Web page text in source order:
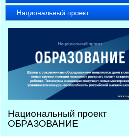
Национальный проект
Национальный проект
ОБРАЗОВАНИЕ